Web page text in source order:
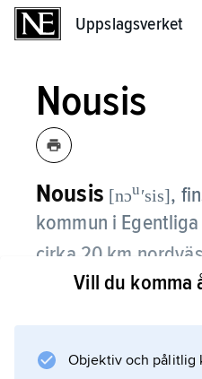
Uppslagsverket
Nousis
Nousis [nɔuʹsis],
kommun i
cirka 20 km
4 814 invånare
byggverksamhet.
Vill du komma
Objektiv och pålitlig